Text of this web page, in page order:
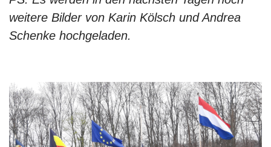
weitere Bilder von Karin Kölsch und Andrea
Schenke hochgeladen.